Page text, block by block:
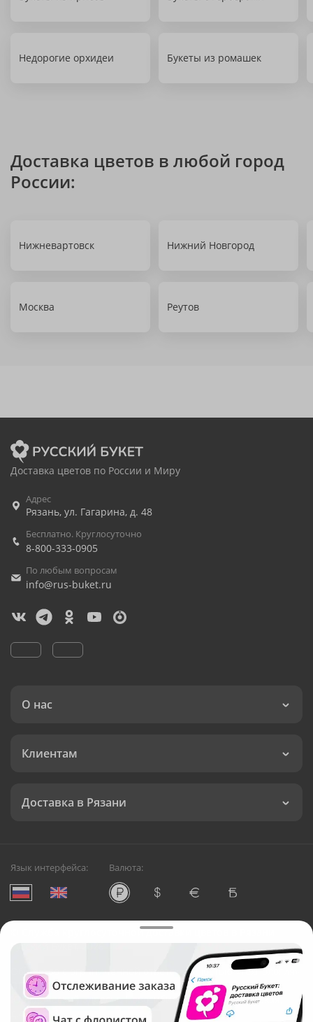
Недорогие орхидеи Букеты из ромашек
Доставка цветов в любой город
России:
Нижневартовск Нижний Новгород
Москва Реутов
Доставка цветов по России и Миру
Адрес
Рязань, ул. Гагарина, д. 48
Бесплатно. Круглосуточно
8-800-333-0905
По любым вопросам
info@rus-buket.ru
О нас
Клиентам
Доставка в Рязани
Язык интерфейса: Валюта:
Служба круглосуточной доставки цветов в Рязани
Русский Букет, 2026
Общество с ограниченной ответственностью «Технология»
ОГРН: 1195476081745, ИНН: 5410081997
Юридический адрес: г. Новосибирск, ул. Ипподромская,
д.42, оф. 3